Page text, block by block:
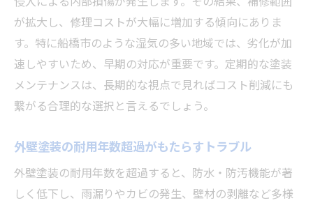
が拡大し、修理コストが大幅に増加する傾向にありま
す。特に船橋市のような湿気の多い地域では、劣化が加
速しやすいため、早期の対応が重要です。定期的な塗装
メンテナンスは、長期的な視点で見ればコスト削減にも
繋がる合理的な選択と言えるでしょう。
外壁塗装の耐用年数超過がもたらすトラブル
外壁塗装の耐用年数を超過すると、防水・防汚機能が著
しく低下し、雨漏りやカビの発生、壁材の剥離など多様